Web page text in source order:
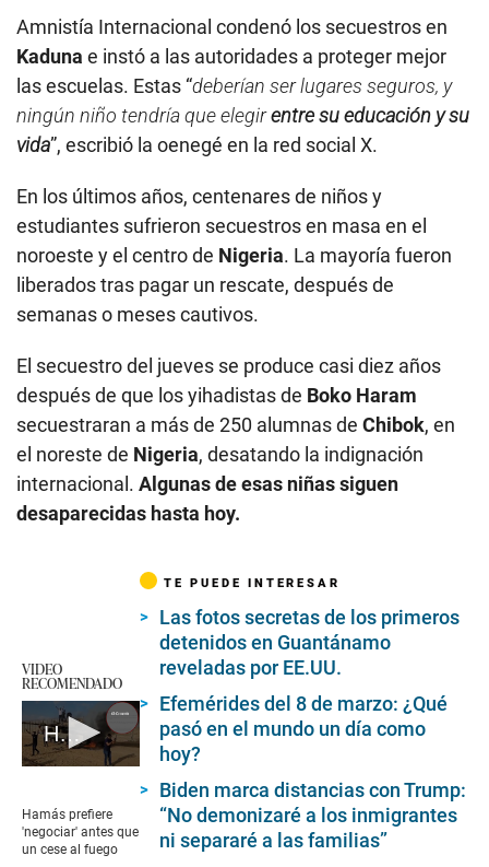
Amnistía Internacional condenó los secuestros en
Kaduna e instó a las autoridades a proteger mejor
las escuelas. Estas “deberían ser lugares seguros, y
ningún niño tendría que elegirentre su educación y su
vida”, escribió la oenegé en la red social X.
En los últimos años, centenares de niños y
estudiantes sufrieron secuestros en masa en el
noroeste y el centro de Nigeria. La mayoría fueron
liberados tras pagar un rescate, después de
semanas o meses cautivos.
El secuestro del jueves se produce casi diez años
después de que los yihadistas de Boko Haram
secuestraran a más de 250 alumnas de Chibok, en
el noreste de Nigeria, desatando la indignación
internacional. Algunas de esas niñas siguen
desaparecidas hasta hoy.
VIDEO
RECOMENDADO
Hamás evita alto al fuego en Gaza
of
1
minute,
Hamás prefiere
'negociar' antes que
un cese al fuego
TE PUEDE INTERESAR
Las fotos secretas de los primeros
detenidos en Guantánamo
reveladas por EE.UU.
Efemérides del 8 de marzo: ¿Qué
pasó en el mundo un día como
hoy?
Biden marca distancias con Trump:
“No demonizaré a los inmigrantes
ni separaré a las familias”